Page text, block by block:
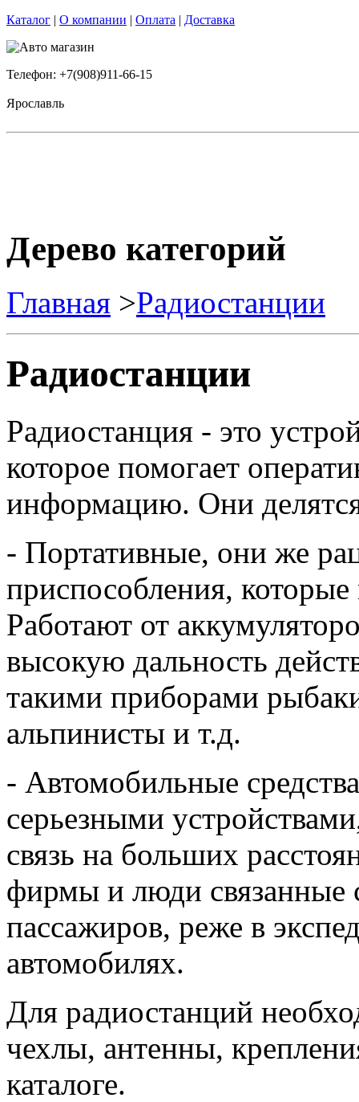
Каталог | О компании | Оплата | Доставка
Телефон: +7(908)911-66-15
Ярославль
Дерево категорий
Главная >Радиостанции
Радиостанции
Радиостанция - это
которое помогает
информацию. Они
- Портативные, они же
приспособления,
Работают от
высокую дальность
такими приборами
альпинисты и т.д.
- Автомобильные
серьезными
связь на больших
фирмы и люди связанные
пассажиров, реже в
автомобилях.
Для радиостанций
чехлы, антенны,
каталоге.